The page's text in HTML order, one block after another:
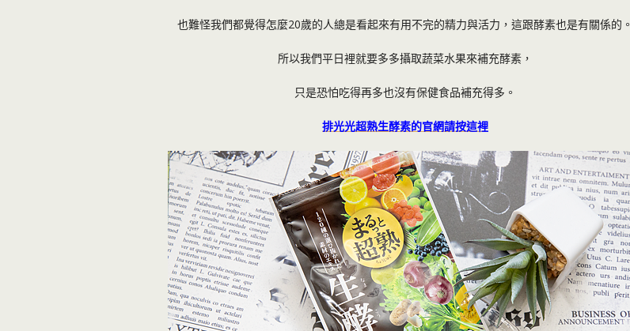
也難怪我們都覺得怎麼20歲的人總是看起來有用不完的精力與活力，這跟酵素也是有關係的。
所以我們平日裡就要多多攝取蔬菜水果來補充酵素，
只是恐怕吃得再多也沒有保健食品補充得多。
排光光超熟生酵素的官網請按這裡